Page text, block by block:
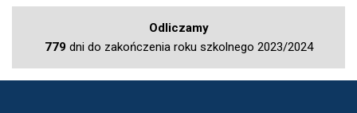
Odliczamy
779 dni do zakończenia roku szkolnego 2023/2024